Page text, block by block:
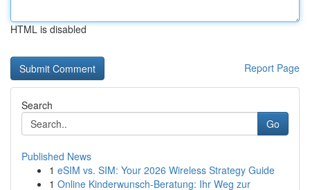
HTML is disabled
Report Page
Search
Go
Published News
1 eSIM vs. SIM: Your 2026 Wireless Strategy Guide
1 Online Kinderwunsch-Beratung: Ihr Weg zur